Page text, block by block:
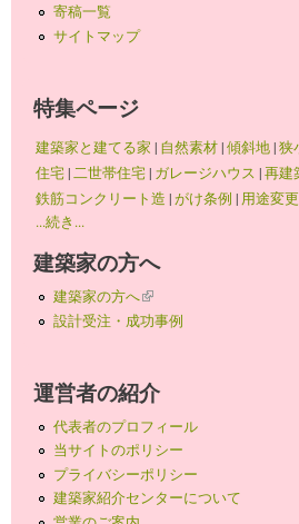
寄稿一覧
サイトマップ
特集ページ
建築家と建てる家 | 自然素材|傾斜地|狭
住宅|二世帯住宅| ガレージハウス |再建
鉄筋コンクリート造 |がけ条例 | 用途変更
...続き...
建築家の方へ
建築家の方へ(link is external)
設計受注・成功事例
運営者の紹介
代表者のプロフィール
当サイトのポリシー
プライバシーポリシー
建築家紹介センターについて